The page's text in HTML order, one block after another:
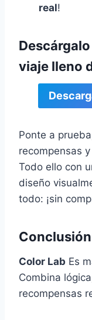
real!
viaje lleno
Ponte a
recompensas
Todo ello con
diseño
todo: ¡sin
Conclusión
Color Lab Es
Combina
recompensas